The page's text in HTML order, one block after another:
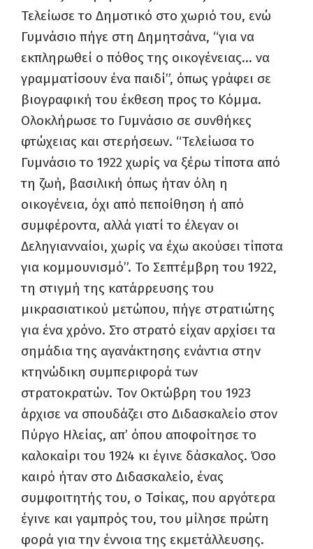
Τελείωσε το Δημοτικό στο χωριό του, ενώ
Γυμνάσιο πήγε στη Δημητσάνα, “για να
εκπληρωθεί ο πόθος της οικογένειας… να
γραμματίσουν ένα παιδί”, όπως γράφει σε
βιογραφική του έκθεση προς το Κόμμα.
Ολοκλήρωσε το Γυμνάσιο σε συνθήκες
φτώχειας και στερήσεων. “Τελείωσα το
Γυμνάσιο το 1922 χωρίς να ξέρω τίποτα από
τη ζωή, βασιλική όπως ήταν όλη η
οικογένεια, όχι από πεποίθηση ή από
συμφέροντα, αλλά γιατί το έλεγαν οι
Δεληγιανναίοι, χωρίς να έχω ακούσει τίποτα
για κομμουνισμό”. Το Σεπτέμβρη του 1922,
τη στιγμή της κατάρρευσης του
μικρασιατικού μετώπου, πήγε στρατιώτης
για ένα χρόνο. Στο στρατό είχαν αρχίσει τα
σημάδια της αγανάκτησης ενάντια στην
κτηνώδικη συμπεριφορά των
στρατοκρατών. Τον Οκτώβρη του 1923
άρχισε να σπουδάζει στο Διδασκαλείο στον
Πύργο Ηλείας, απ’ όπου αποφοίτησε το
καλοκαίρι του 1924 κι έγινε δάσκαλος. Όσο
καιρό ήταν στο Διδασκαλείο, ένας
συμφοιτητής του, ο Τσίκας, που αργότερα
έγινε και γαμπρός του, του μίλησε πρώτη
φορά για την έννοια της εκμετάλλευσης.